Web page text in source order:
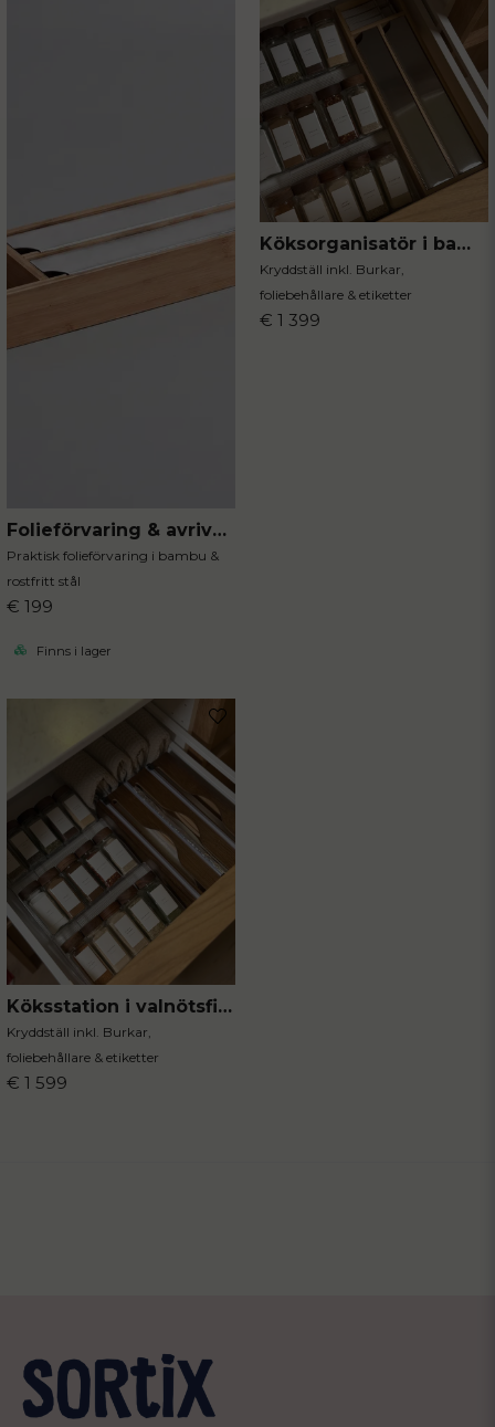
Folieförvaring & avrivningsbox
Praktisk folieförvaring i bambu &
rostfritt stål
€ 199
Finns i lager
Köksorganisatör i bambu & valnöt
Kryddställ inkl. Burkar,
foliebehållare & etiketter
€ 1 399
Köksstation i valnötsfinish
Kryddställ inkl. Burkar,
foliebehållare & etiketter
€ 1 599